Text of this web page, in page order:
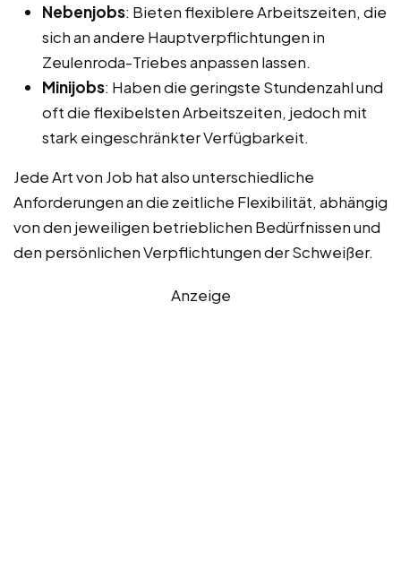
Nebenjobs: Bieten flexiblere Arbeitszeiten, die
sich an andere Hauptverpflichtungen in
Zeulenroda-Triebes anpassen lassen.
Minijobs: Haben die geringste Stundenzahl und
oft die flexibelsten Arbeitszeiten, jedoch mit
stark eingeschränkter Verfügbarkeit.
Jede Art von Job hat also unterschiedliche
Anforderungen an die zeitliche Flexibilität, abhängig
von den jeweiligen betrieblichen Bedürfnissen und
den persönlichen Verpflichtungen der Schweißer.
Anzeige